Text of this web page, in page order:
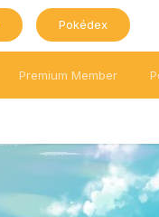
Pokédex
Premium Member